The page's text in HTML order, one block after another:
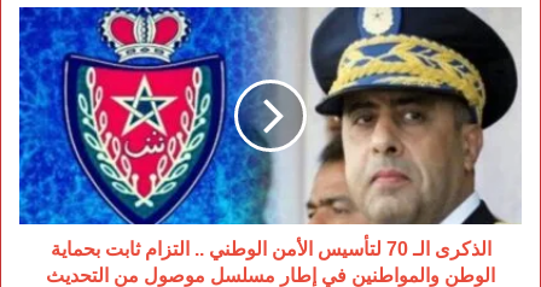
الذكرى
الـ
70
لتأسيس
الأمن
الوطني
التزام
ثابت
بحماية
الوطن
الذكرى الـ 70 لتأسيس الأمن الوطني .. التزام ثابت بحماية
الوطن والمواطنين في إطار مسلسل موصول من التحديث